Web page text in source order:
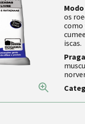
os
como
iscas.